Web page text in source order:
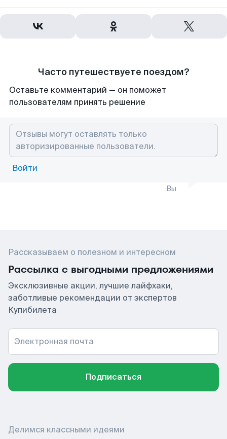
Часто путешествуете поездом?
Оставьте комментарий — он поможет
пользователям принять решение
Войти
Вы
Рассказываем о полезном и интересном
Рассылка с выгодными предложениями
Эксклюзивные акции, лучшие лайфхаки,
заботливые рекомендации от экспертов
Купибилета
Электронная почта
Подписаться
Делимся классными идеями